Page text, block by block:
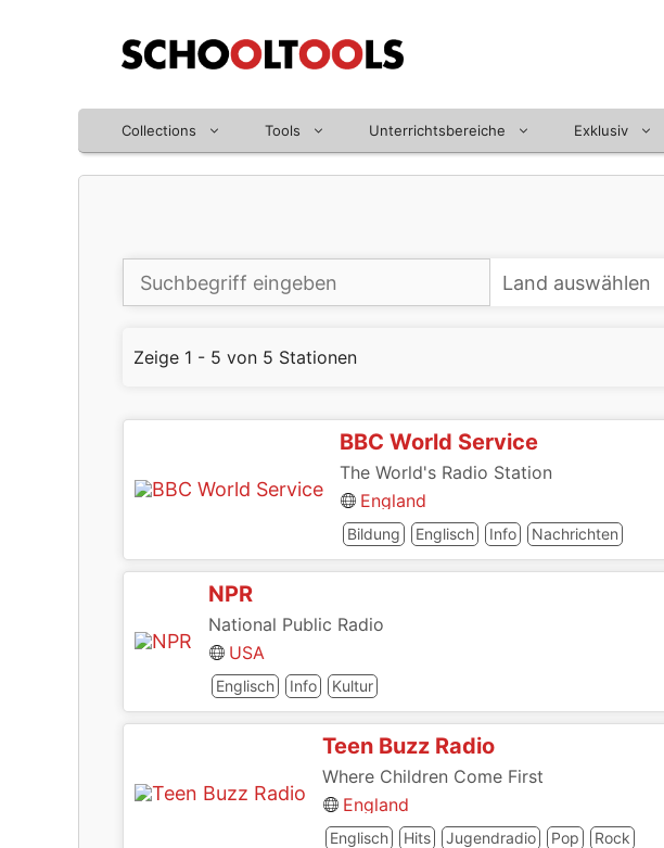
Collections Tools Unterrichtsbereiche Exklusiv
Zeige 1 - 5 von 5 Stationen
BBC World Service
The World's Radio Station
England
Bildung Englisch Info Nachrichten
NPR
National Public Radio
USA
Englisch Info Kultur
Teen Buzz Radio
Where Children Come First
England
Englisch Hits Jugendradio Pop Rock